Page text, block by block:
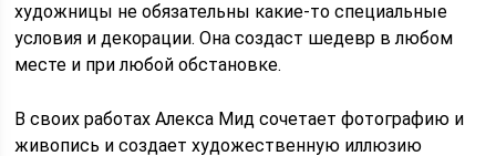
художницы не обязательны какие-то специальные
условия и декорации. Она создаст шедевр в любом
месте и при любой обстановке.
В своих работах Алекса Мид сочетает фотографию и
живопись и создает художественную иллюзию